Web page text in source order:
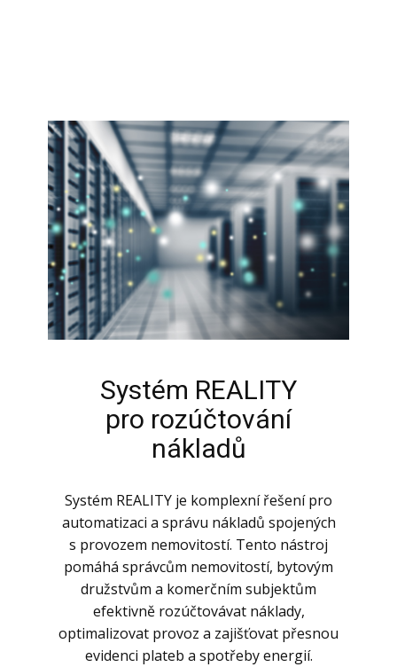
Systém REALITY
pro rozúčtování
nákladů
Systém REALITY je komplexní řešení pro
automatizaci a správu nákladů spojených
s provozem nemovitostí. Tento nástroj
pomáhá správcům nemovitostí, bytovým
družstvům a komerčním subjektům
efektivně rozúčtovávat náklady,
optimalizovat provoz a zajišťovat přesnou
evidenci plateb a spotřeby energií.